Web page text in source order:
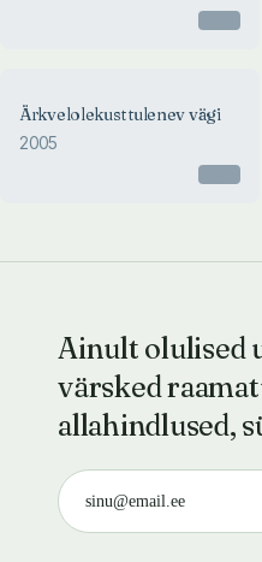
Ärkvelolekust tulenev vägi
2005
Ainult olulised
värsked
allahindlused,